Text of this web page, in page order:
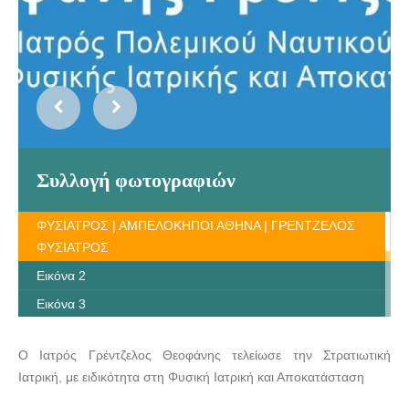
Συλλογή φωτογραφιών
ΦΥΣΙΑΤΡΟΣ | ΑΜΠΕΛΟΚΗΠΟΙ ΑΘΗΝΑ | ΓΡΕΝΤΖΕΛΟΣ
ΦΥΣΙΑΤΡΟΣ
Εικόνα 2
Εικόνα 3
Εικόνα 5
Εικόνα 6
Ο Ιατρός Γρέντζελος Θεοφάνης τελείωσε την Στρατιωτική
Ιατρική, με ειδικότητα στη Φυσική Ιατρική και Αποκατάσταση